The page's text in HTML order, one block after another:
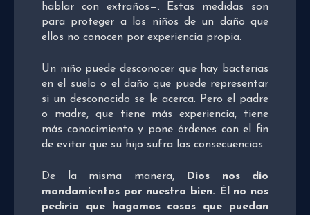
hablar con extraños—. Estas medidas son
para proteger a los niños de un daño que
ellos no conocen por experiencia propia.
Un niño puede desconocer que hay bacterias
en el suelo o el daño que puede representar
si un desconocido se le acerca. Pero el padre
o madre, que tiene más experiencia, tiene
más conocimiento y pone órdenes con el fin
de evitar que su hijo sufra las consecuencias.
De la misma manera,
Dios nos dio
mandamientos por nuestro bien. Él no nos
pediría que hagamos cosas que puedan